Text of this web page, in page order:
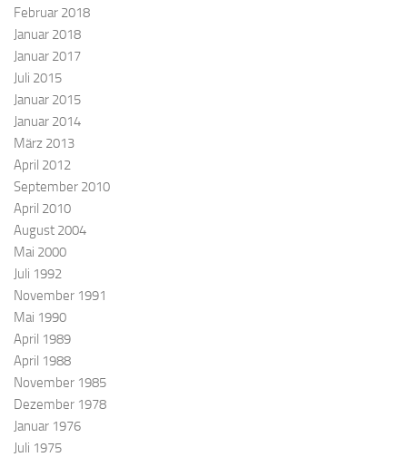
Februar 2018
Januar 2018
Januar 2017
Juli 2015
Januar 2015
Januar 2014
März 2013
April 2012
September 2010
April 2010
August 2004
Mai 2000
Juli 1992
November 1991
Mai 1990
April 1989
April 1988
November 1985
Dezember 1978
Januar 1976
Juli 1975